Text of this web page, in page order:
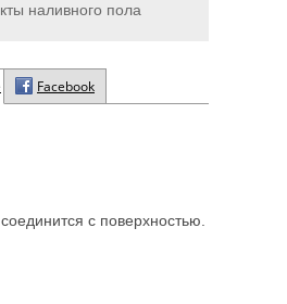
наливного пола
Facebook
с поверхностью.